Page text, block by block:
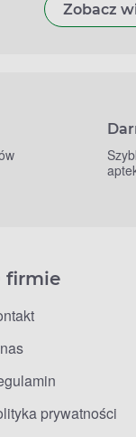
Zobacz
firmie
prywatności